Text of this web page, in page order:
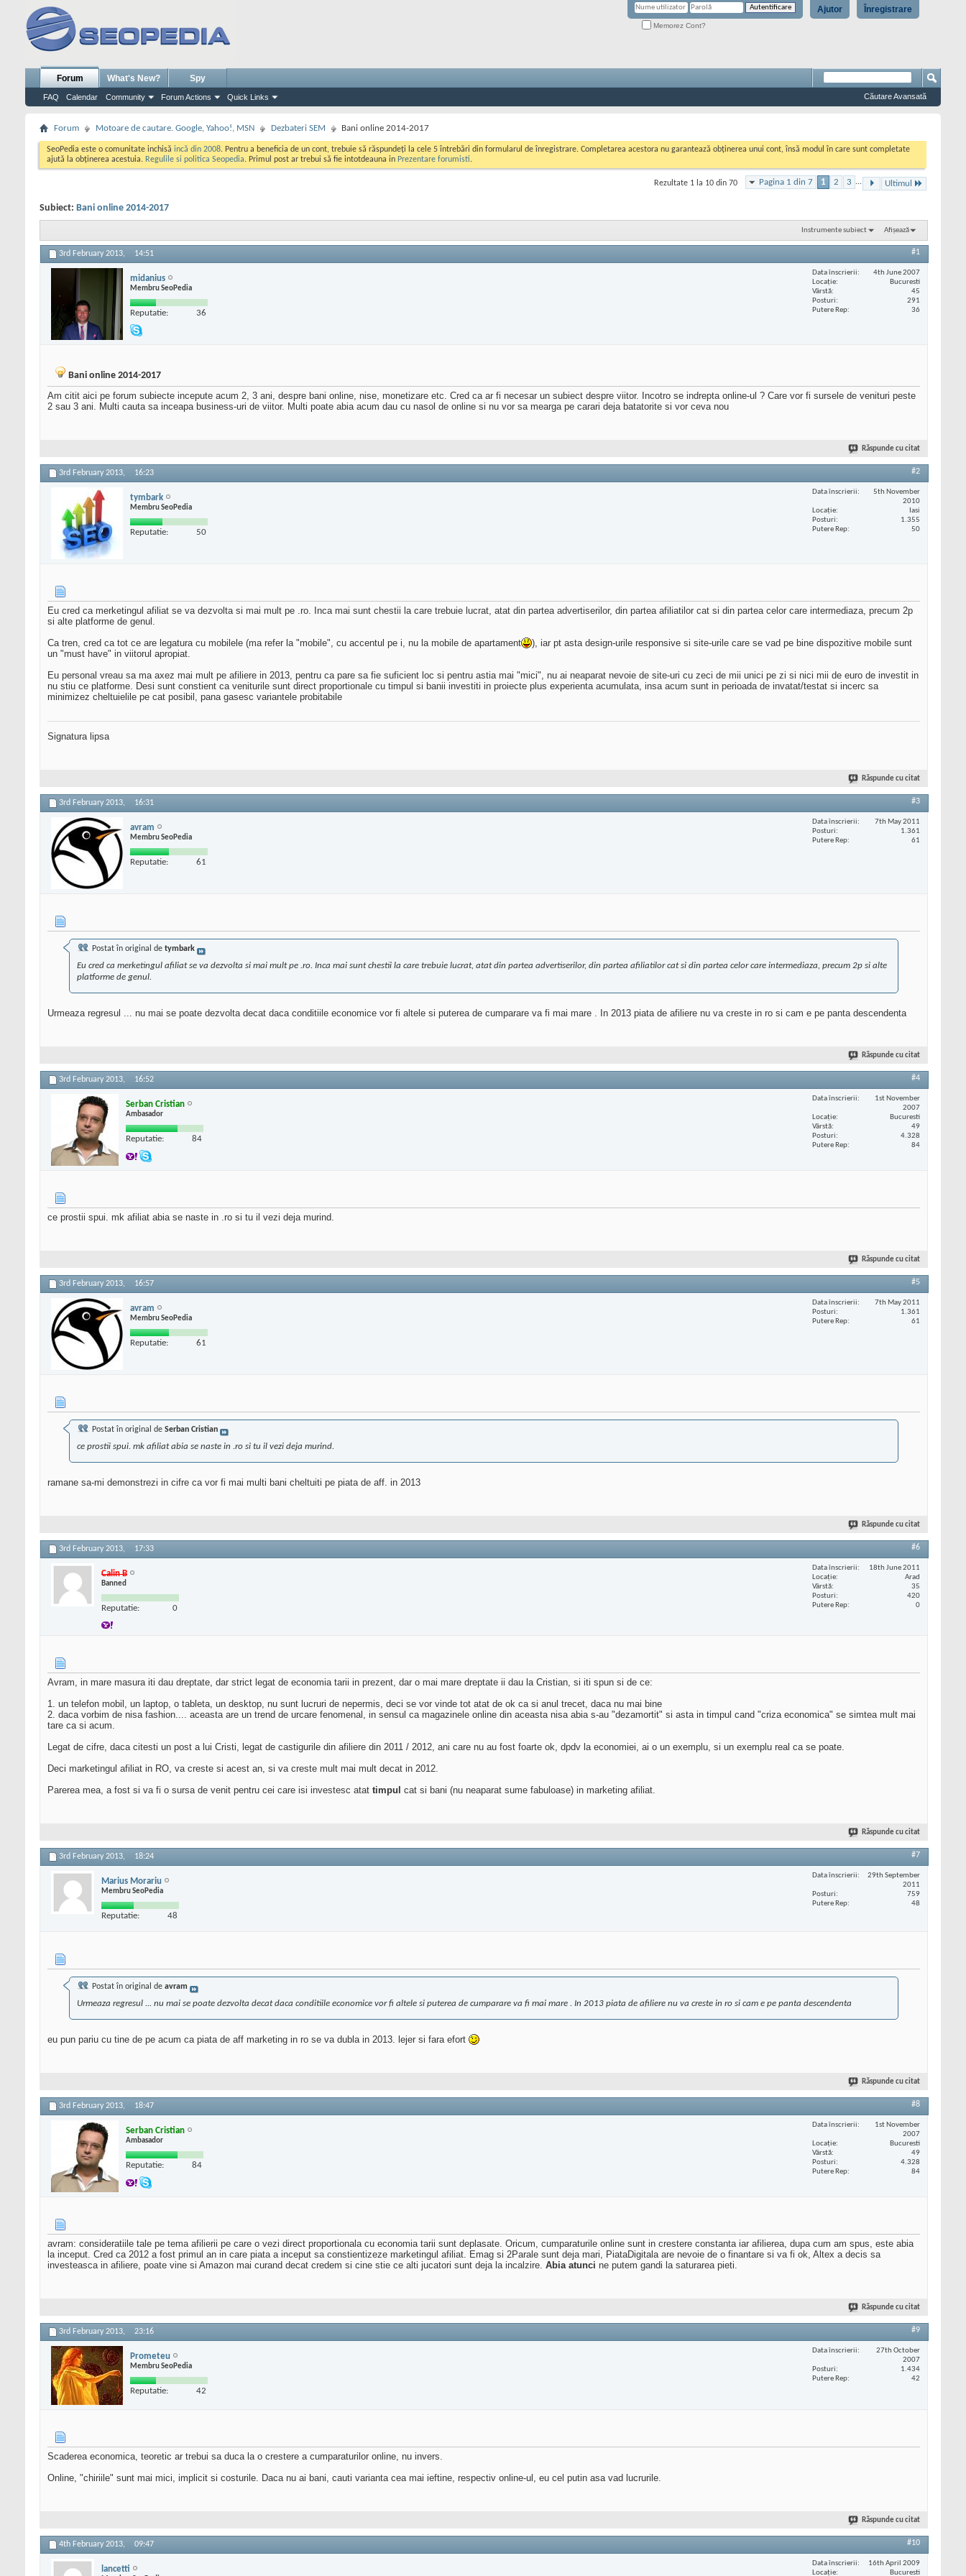
Înregistrare
Ajutor
Memorez Cont?
Forum
FAQ Calendar Community Forum Actions Quick Links
What's New? Spy
Căutare Avansată
Forum Motoare de cautare. Google, Yahoo!, MSN Dezbateri SEM Bani online 2014-2017
SeoPedia este o comunitate inchisă incă din 2008. Pentru a beneficia de un cont, trebuie să răspundeți la cele 5 întrebări din formularul de înregistrare. Completarea acestora nu garantează obținerea unui cont, însă modul în care sunt completate
ajută la obținerea acestuia. Regulile si politica Seopedia. Primul post ar trebui să fie intotdeauna in Prezentare forumisti.
Pagina 1 din 7 1 2 3 ... Ultimul
Rezultate 1 la 10 din 70
Subiect: Bani online 2014-2017
Instrumente subiect Afișează
3rd February 2013, 14:51 #1
midanius
Membru SeoPedia
Reputatie: 36
Data înscrierii
4th June 2007
Locaţie
Bucuresti
Vârstă
45
Posturi
291
Putere Rep
36
Bani online 2014-2017
Am citit aici pe forum subiecte incepute acum 2, 3 ani, despre bani online, nise, monetizare etc. Cred ca ar fi necesar un subiect despre viitor. Incotro se indrepta online-ul ? Care vor fi sursele de venituri peste
2 sau 3 ani. Multi cauta sa inceapa business-uri de viitor. Multi poate abia acum dau cu nasol de online si nu vor sa mearga pe carari deja batatorite si vor ceva nou
Răspunde cu citat
3rd February 2013, 16:23 #2
tymbark
Membru SeoPedia
Reputatie: 50
Data înscrierii
5th November
2010
Locaţie
Iasi
Posturi
1.355
Putere Rep
50
Eu cred ca merketingul afiliat se va dezvolta si mai mult pe .ro. Inca mai sunt chestii la care trebuie lucrat, atat din partea advertiserilor, din partea afiliatilor cat si din partea celor care intermediaza, precum 2p
si alte platforme de genul.
Ca tren, cred ca tot ce are legatura cu mobilele (ma refer la "mobile", cu accentul pe i, nu la mobile de apartament
), iar pt asta design-urile responsive si site-urile care se vad pe bine dispozitive mobile sunt
un "must have" in viitorul apropiat.
Eu personal vreau sa ma axez mai mult pe afiliere in 2013, pentru ca pare sa fie suficient loc si pentru astia mai "mici", nu ai neaparat nevoie de site-uri cu zeci de mii unici pe zi si nici mii de euro de investit in
nu stiu ce platforme. Desi sunt constient ca veniturile sunt direct proportionale cu timpul si banii investiti in proiecte plus experienta acumulata, insa acum sunt in perioada de invatat/testat si incerc sa
minimizez cheltuielile pe cat posibil, pana gasesc variantele probitabile
Signatura lipsa
Răspunde cu citat
3rd February 2013, 16:31 #3
avram
Membru SeoPedia
Reputatie: 61
Data înscrierii
7th May 2011
Posturi
1.361
Putere Rep
61
Postat în original de tymbark
Eu cred ca merketingul afiliat se va dezvolta si mai mult pe .ro. Inca mai sunt chestii la care trebuie lucrat, atat din partea advertiserilor, din partea afiliatilor cat si din partea celor care intermediaza, precum 2p si alte
platforme de genul.
Urmeaza regresul ... nu mai se poate dezvolta decat daca conditiile economice vor fi altele si puterea de cumparare va fi mai mare . In 2013 piata de afiliere nu va creste in ro si cam e pe panta descendenta
Răspunde cu citat
3rd February 2013, 16:52 #4
Serban Cristian
Ambasador
Reputatie: 84
Data înscrierii
1st November
2007
Locaţie
Bucuresti
Vârstă
49
Posturi
4.328
Putere Rep
84
ce prostii spui. mk afiliat abia se naste in .ro si tu il vezi deja murind.
Răspunde cu citat
3rd February 2013, 16:57 #5
avram
Membru SeoPedia
Reputatie: 61
Data înscrierii
7th May 2011
Posturi
1.361
Putere Rep
61
Postat în original de Serban Cristian
ce prostii spui. mk afiliat abia se naste in .ro si tu il vezi deja murind.
ramane sa-mi demonstrezi in cifre ca vor fi mai multi bani cheltuiti pe piata de aff. in 2013
Răspunde cu citat
3rd February 2013, 17:33 #6
Calin B
Banned
Reputatie: 0
Data înscrierii
18th June 2011
Locaţie
Arad
Vârstă
35
Posturi
420
Putere Rep
0
Avram, in mare masura iti dau dreptate, dar strict legat de economia tarii in prezent, dar o mai mare dreptate ii dau la Cristian, si iti spun si de ce:
1. un telefon mobil, un laptop, o tableta, un desktop, nu sunt lucruri de nepermis, deci se vor vinde tot atat de ok ca si anul trecet, daca nu mai bine
2. daca vorbim de nisa fashion.... aceasta are un trend de urcare fenomenal, in sensul ca magazinele online din aceasta nisa abia s-au "dezamortit" si asta in timpul cand "criza economica" se simtea mult mai
tare ca si acum.
Legat de cifre, daca citesti un post a lui Cristi, legat de castigurile din afiliere din 2011 / 2012, ani care nu au fost foarte ok, dpdv la economiei, ai o un exemplu, si un exemplu real ca se poate.
Deci marketingul afiliat in RO, va creste si acest an, si va creste mult mai mult decat in 2012.
Parerea mea, a fost si va fi o sursa de venit pentru cei care isi investesc atat timpul cat si bani (nu neaparat sume fabuloase) in marketing afiliat.
Răspunde cu citat
3rd February 2013, 18:24 #7
Marius Morariu
Membru SeoPedia
Reputatie: 48
Data înscrierii
29th September
2011
Posturi
759
Putere Rep
48
Postat în original de avram
Urmeaza regresul ... nu mai se poate dezvolta decat daca conditiile economice vor fi altele si puterea de cumparare va fi mai mare . In 2013 piata de afiliere nu va creste in ro si cam e pe panta descendenta
eu pun pariu cu tine de pe acum ca piata de aff marketing in ro se va dubla in 2013. lejer si fara efort
Răspunde cu citat
3rd February 2013, 18:47 #8
Serban Cristian
Ambasador
Reputatie: 84
Data înscrierii
1st November
2007
Locaţie
Bucuresti
Vârstă
49
Posturi
4.328
Putere Rep
84
avram: consideratiile tale pe tema afilierii pe care o vezi direct proportionala cu economia tarii sunt deplasate. Oricum, cumparaturile online sunt in crestere constanta iar afilierea, dupa cum am spus, este abia
la inceput. Cred ca 2012 a fost primul an in care piata a inceput sa constientizeze marketingul afiliat. Emag si 2Parale sunt deja mari, PiataDigitala are nevoie de o finantare si va fi ok, Altex a decis sa
investeasca in afiliere, poate vine si Amazon mai curand decat credem si cine stie ce alti jucatori sunt deja la incalzire. Abia atunci ne putem gandi la saturarea pieti.
Răspunde cu citat
3rd February 2013, 23:16 #9
Prometeu
Membru SeoPedia
Reputatie: 42
Data înscrierii
27th October
2007
Posturi
1.434
Putere Rep
42
Scaderea economica, teoretic ar trebui sa duca la o crestere a cumparaturilor online, nu invers.
Online, "chiriile" sunt mai mici, implicit si costurile. Daca nu ai bani, cauti varianta cea mai ieftine, respectiv online-ul, eu cel putin asa vad lucrurile.
Răspunde cu citat
4th February 2013, 09:47 #10
lancetti
Data înscrierii
16th April 2009
Locaţie
Bucuresti